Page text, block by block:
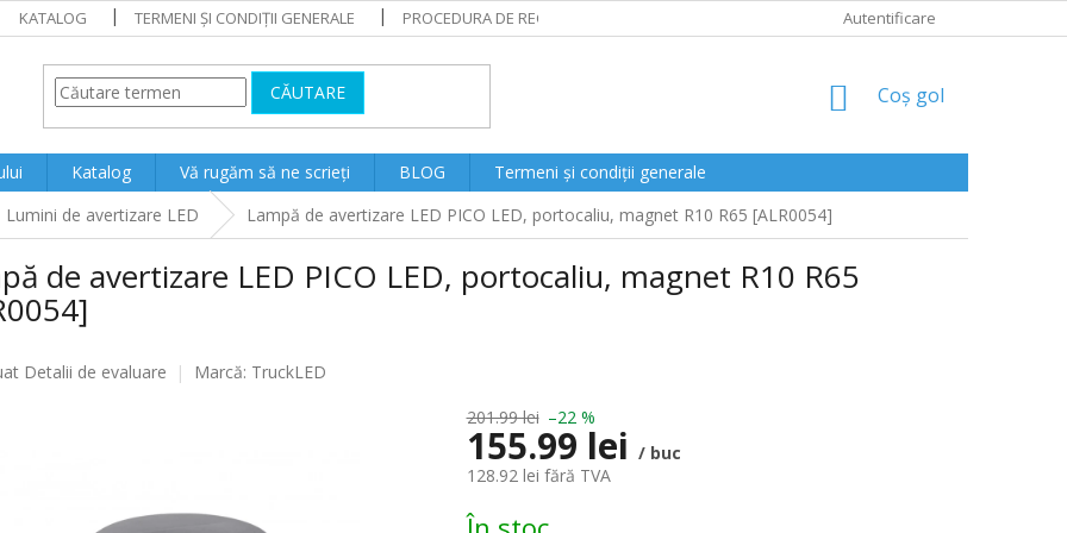
KATALOG TERMENI ȘI CONDIȚII GENERALE PROCEDURA DE RECLAMAȚII Autentificare
CĂUTARE
COŞ
CUMPĂRĂTURI
Coş gol
Katalog Vă rugăm să ne scrieți BLOG
Termeni și condiții generale
Lumini de avertizare LED Lampă de avertizare LED PICO LED, portocaliu, magnet R10 R65 [ALR0054]
de avertizare LED PICO LED, portocaliu, magnet R10 R65
Detalii de evaluare Marcă: TruckLED
201.99 lei –22 %
155.99 lei / buc
128.92 lei fără TVA
Evaluare